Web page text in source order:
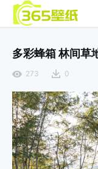
多彩蜂箱 林间草
273 0